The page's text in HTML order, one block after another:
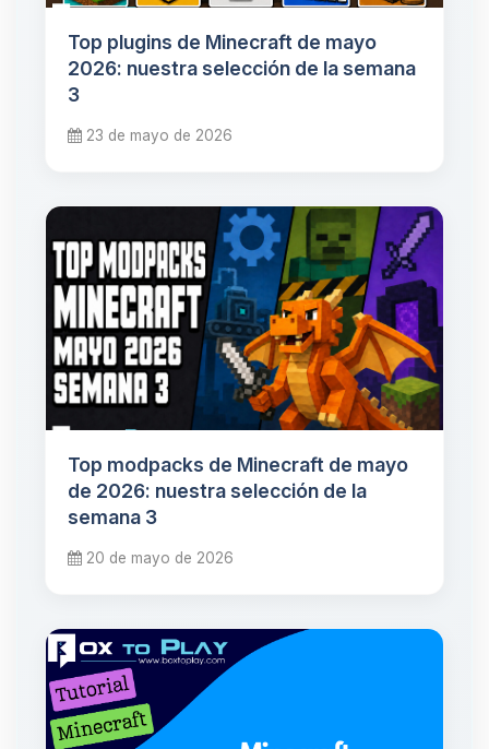
Top plugins de Minecraft de mayo
2026: nuestra selección de la semana
3
23 de mayo de 2026
Top modpacks de Minecraft de mayo
de 2026: nuestra selección de la
semana 3
20 de mayo de 2026